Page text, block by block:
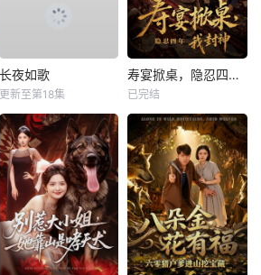
长夜如歌
更新至第18集
寿宴掀桌，隐忍四年我封神
已完结